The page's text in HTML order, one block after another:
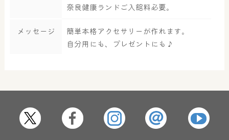
屋内レジャープール グルメ
奈良健康ランドご入館料必要。
メッセージ
簡単本格アクセサリーが作れます。
自分用にも、プレゼントにも♪